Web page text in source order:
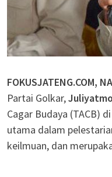
FOKUSJATENG.COM,
Partai Golkar,
Cagar Budaya (TACB)
utama dalam
keilmuan, dan